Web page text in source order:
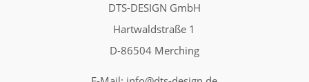
DTS-DESIGN GmbH
Hartwaldstraße 1
D-86504 Merching